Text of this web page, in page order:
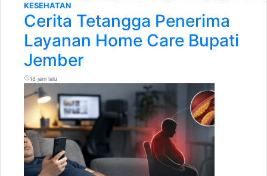
KESEHATAN
Cerita Tetangga Penerima
Layanan Home Care Bupati
Jember
18 jam lalu